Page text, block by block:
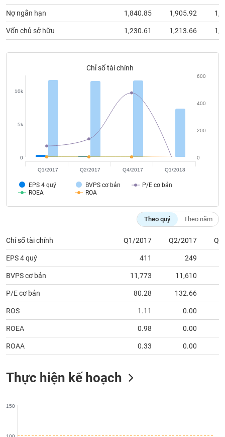
Nợ ngắn hạn 1,840.85 1,905.92
Vốn chủ sở hữu 1,230.61 1,213.66
Chỉ số tài chính
EPS 4 quý BVPS cơ bản
P/E cơ bản
ROEA
ROA
0
5k
10k
0
200
400
600
Q1/2017 Q2/2017 Q4/2017 Q1/2018
Theo quý Theo năm
Chỉ số tài chính Q1/2017 Q2/2017
EPS 4 quý 411 249
BVPS cơ bản 11,773 11,610
P/E cơ bản 80.28 132.66
ROS 1.11 0.00
ROEA 0.98 0.00
ROAA 0.33 0.00
Thực hiện kế hoạch
150
Đào
tạo
tài
thông
tài
chính
Dữ
liệu
tài
chính